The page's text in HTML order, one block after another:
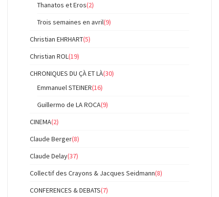
Thanatos et Eros(2)
Trois semaines en avril(9)
Christian EHRHART(5)
Christian ROL(19)
CHRONIQUES DU ÇÀ ET LÀ(30)
Emmanuel STEINER(16)
Guillermo de LA ROCA(9)
CINEMA(2)
Claude Berger(8)
Claude Delay(37)
Collectif des Crayons & Jacques Seidmann(8)
CONFERENCES & DEBATS(7)